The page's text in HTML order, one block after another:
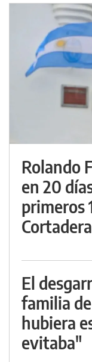
Rolando
en 20
primeros
El
familia
hubiera
evitaba"